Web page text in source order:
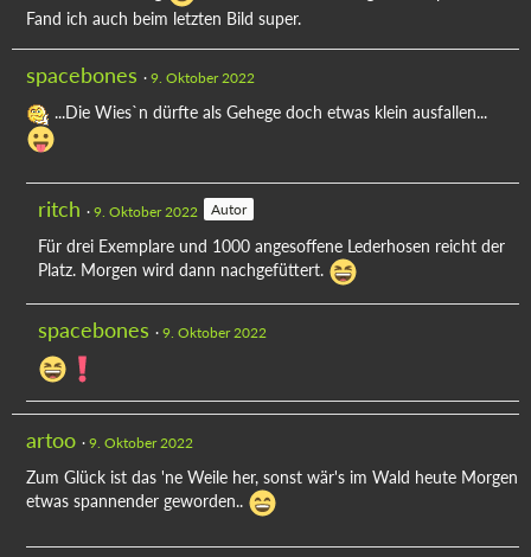
Fand ich auch beim letzten Bild super.
spacebones 9. Oktober 2022
...Die Wies`n dürfte als Gehege doch etwas klein ausfallen...
ritch 9. Oktober 2022 Autor
Für drei Exemplare und 1000 angesoffene Lederhosen reicht der
Platz. Morgen wird dann nachgefüttert.
spacebones 9. Oktober 2022
artoo 9. Oktober 2022
Zum Glück ist das 'ne Weile her, sonst wär's im Wald heute Morgen
etwas spannender geworden..